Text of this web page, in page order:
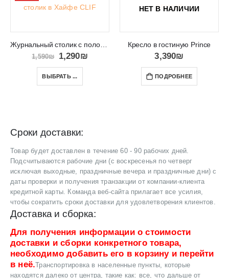
Журнальный столик с полочкой CLIF
1,590₪ 1,290₪
ВЫБРАТЬ ...
НЕТ В НАЛИЧИИ
Кресло в гостиную Prince
3,390₪
ПОДРОБНЕЕ
Сроки доставки:
Товар будет доставлен в течение 60 - 90 рабочих дней.
Подсчитываются рабочие дни (с воскресенья по четверг
исключая выходные, праздничные вечера и праздничные дни) с
даты проверки и получения транзакции от компании-клиента
кредитной карты. Команда веб-сайта прилагает все усилия,
чтобы сократить сроки доставки для удовлетворения клиентов.
Доставка и сборка:
Для получения информации о стоимости
доставки и сборки конкретного товара,
необходимо добавить его в корзину и перейти
в неё.Транспортировка в населенные пункты, которые
находятся далеко от центра, такие как: все, что дальше от